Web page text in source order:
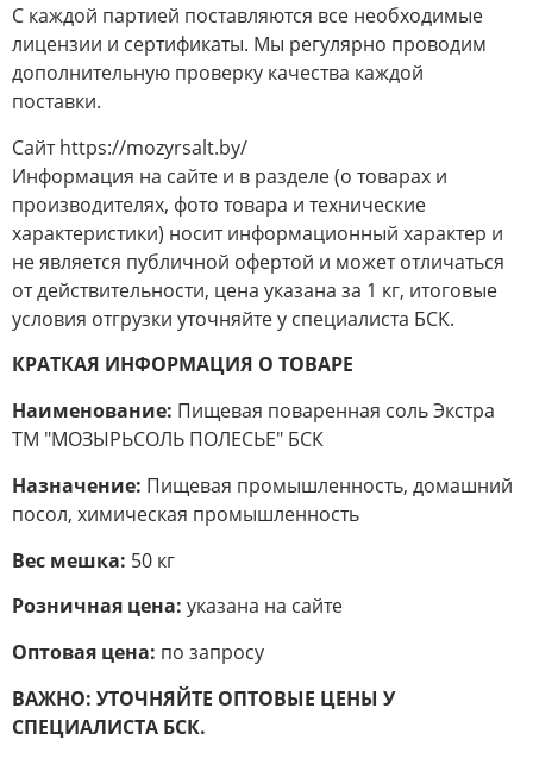
С каждой партией поставляются все необходимые
лицензии и сертификаты. Мы регулярно проводим
дополнительную проверку качества каждой
поставки.
Сайт https://mozyrsalt.by/
Информация на сайте и в разделе (о товарах и
производителях, фото товара и технические
характеристики) носит информационный характер и
не является публичной офертой и может отличаться
от действительности, цена указана за 1 кг, итоговые
условия отгрузки уточняйте у специалиста БСК.
КРАТКАЯ ИНФОРМАЦИЯ О ТОВАРЕ
Наименование: Пищевая поваренная соль Экстра
ТМ "МОЗЫРЬСОЛЬ ПОЛЕСЬЕ" БСК
Назначение: Пищевая промышленность, домашний
посол, химическая промышленность
Вес мешка: 50 кг
Розничная цена: указана на сайте
Оптовая цена: по запросу
ВАЖНО: УТОЧНЯЙТЕ ОПТОВЫЕ ЦЕНЫ У
СПЕЦИАЛИСТА БСК.